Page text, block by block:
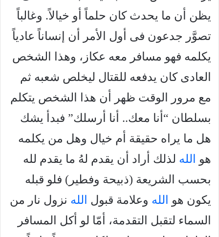
يظن أن ما يحدث كان حلماً أو خيالاً. وغالباً
تصوَّر جدعون فى أول الأمر أن إنساناً عادياً
يكلمه فهو مسافر معه عكاز، وهذا الشخص
العادى كان يدفعه للقتال ليخلص شعبه ثم
مع مرور الوقت ظهر أن هذا الشخص يتكلم
بسلطان “أنا معك.. أنا أرسلك” فبدأ يشك
هل ما يراه حقيقة أم خيال وهل من يكلمه
هو
الله لذلك أراد أن يقدم لهُ ما يقدم لله
بحسب الشريعة (ذبيحة وفطير) فلو قبله
يكون هو
الله وعلامة قبول الله نزول نار من
السماء لتقبل التقدمة، أمّا لو أكل المسافر